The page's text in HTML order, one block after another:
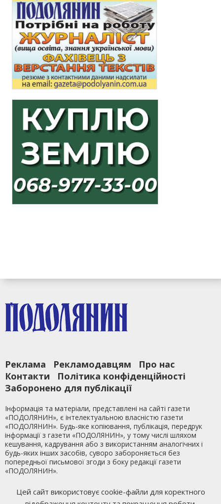
Реклама Рекламодавцям
Про нас
Контакти
Політика конфіденційності
Заборонено для публікації
Інформація та матеріали, представлені на сайті газети
«ПОДОЛЯНИН», є інтелектуальною власністю газети
«ПОДОЛЯНИН». Будь-яке копіювання, публікація, передрук
інформації з газети «ПОДОЛЯНИН», у тому числі шляхом
кешування, кадрування або з використанням аналогічних і
будь-яких інших засобів, суворо забороняється без
попередньої письмової згоди з боку редакції газети
«ПОДОЛЯНИН».
Ми у Facebook
Цей сайт використовує cookie-файли для коректного